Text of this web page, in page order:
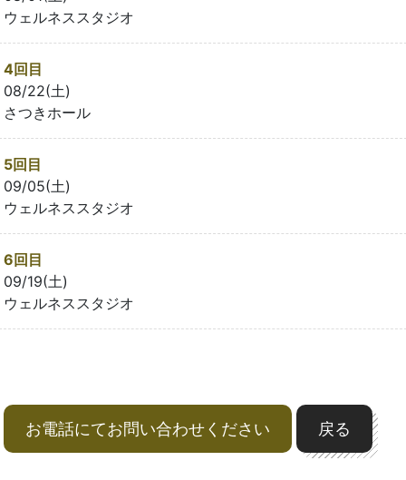
ウェルネススタジオ
4回目
08/22(土)
さつきホール
5回目
09/05(土)
ウェルネススタジオ
6回目
09/19(土)
ウェルネススタジオ
お電話にてお問い合わせください 戻る